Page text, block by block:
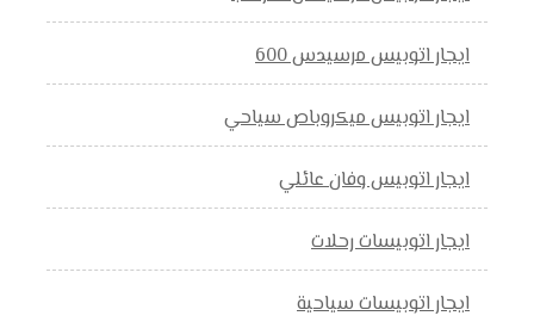
ايجار اتوبيس مرسيدس 600
ايجار اتوبيس ميكروباص سياحي
ايجار اتوبيس وفان عائلي
ايجار اتوبيسات رحلات
ايجار اتوبيسات سياحية